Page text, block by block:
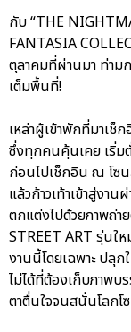
กับ “THE
FANTASIA
ตุลาคมที่ผ่านมา ท่าม
เต็มพื้นที่!
เหล่าผู้เข้าพักที่มาเช็
ซึ่งทุกคนคุ้นเคย เริ่ม
ก่อนไปเช็กอิน ณ โซ
แล้วก้าวเท้าเข้าสู่งา
ตกแต่งไปด้วยภาพถ่า
STREET ART รุ่นใ
งานนี้โดยเฉพาะ ปลุ
ไม่ได้ที่ต้องเก็บภาพบ
ตาตื่นใจจนสนั่นโลกโ